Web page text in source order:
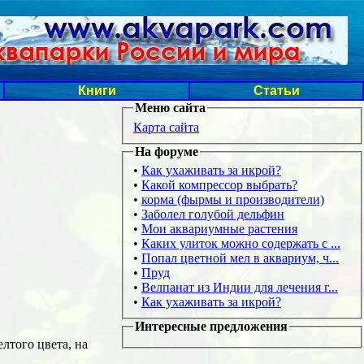
Книги Статьи
цвета, на
Меню сайта
Карта сайта
На форуме
• Как ухаживать за икрой?
• Какой компрессор выбрать?
• корма (фырмы и производители)
• Заболел голубой дельфин
• Мои аквариумные растения
• Каких улиток можно содержать с ...
• Попал цветной мел в аквариум, ч...
• Пруд
• Велпанат из Индии для лечения г...
• Как ухаживать за икрой?
Интересные предложения